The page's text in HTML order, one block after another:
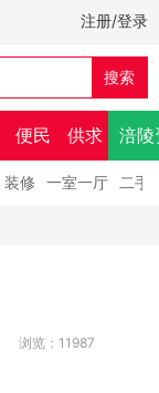
注册/登录
便民 供求 涪陵
装修 一室一厅 二手
浏览：11987